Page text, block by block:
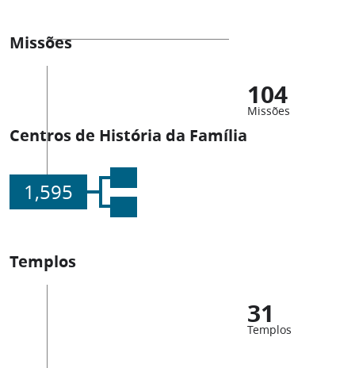
Missões
104
Missões
Centros de História da Família
1,595
Templos
31
Templos